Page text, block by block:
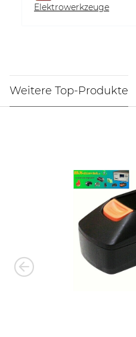
Elektrowerkzeuge
Weitere Top-Produkte